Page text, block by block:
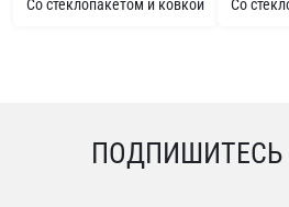
Со стеклопакетом и ковкой Со
ПОДПИШИТЕСЬ